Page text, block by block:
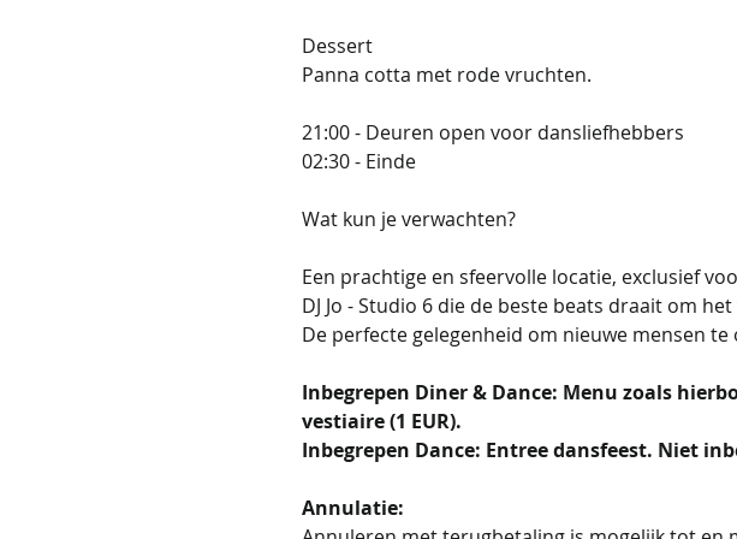
Dessert
Panna cotta met rode vruchten.
21:00 - Deuren open voor dansliefhebbers
02:30 - Einde
Wat kun je verwachten?
Een prachtige en sfeervolle locatie, exclusief
DJ Jo - Studio 6 die de beste beats draait om
De perfecte gelegenheid om nieuwe mensen
Inbegrepen Diner & Dance: Menu zoals
vestiaire (1 EUR).
Inbegrepen Dance: Entree dansfeest. Niet
Annulatie: